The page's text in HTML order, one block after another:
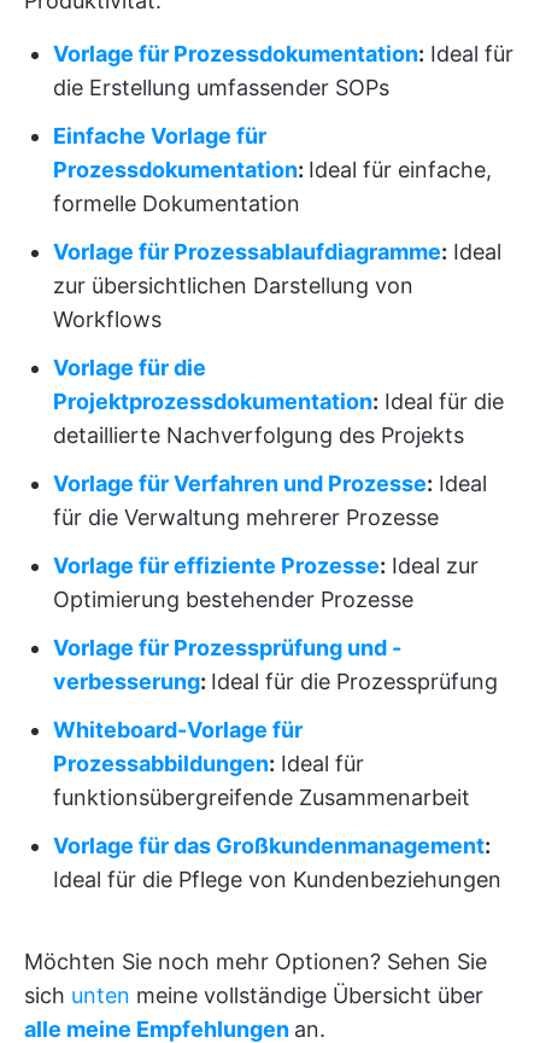
Vorlage für Prozessdokumentation: Ideal für
die Erstellung umfassender SOPs
Einfache Vorlage für
Prozessdokumentation: Ideal für einfache,
formelle Dokumentation
Vorlage für Prozessablaufdiagramme: Ideal
zur übersichtlichen Darstellung von
Workflows
Vorlage für die
Projektprozessdokumentation: Ideal für die
detaillierte Nachverfolgung des Projekts
Vorlage für Verfahren und Prozesse: Ideal
für die Verwaltung mehrerer Prozesse
Vorlage für effiziente Prozesse: Ideal zur
Optimierung bestehender Prozesse
Vorlage für Prozessprüfung und -
verbesserung: Ideal für die Prozessprüfung
Whiteboard-Vorlage für
Prozessabbildungen: Ideal für
funktionsübergreifende Zusammenarbeit
Vorlage für das Großkundenmanagement:
Ideal für die Pflege von Kundenbeziehungen
Möchten Sie noch mehr Optionen? Sehen Sie
sich unten meine vollständige Übersicht über
alle meine Empfehlungen an.